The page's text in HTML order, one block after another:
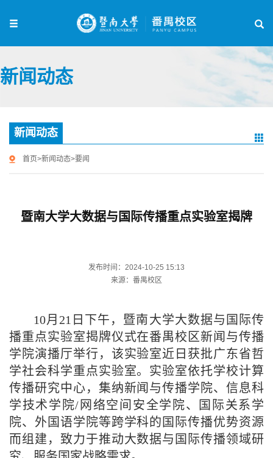
新闻动态
新闻动态
首页>新闻动态>要闻
暨南大学大数据与国际传播重点实验室揭牌
发布时间：2024-10-25 15:13
来源：番禺校区
10月21日下午，暨南大学大数据与国际传
播重点实验室揭牌仪式在番禺校区新闻与传播
学院演播厅举行，该实验室近日获批广东省哲
学社会科学重点实验室。实验室依托学校计算
传播研究中心，集纳新闻与传播学院、信息科
学技术学院/网络空间安全学院、国际关系学
院、外国语学院等跨学科的国际传播优势资源
而组建，致力于推动大数据与国际传播领域研